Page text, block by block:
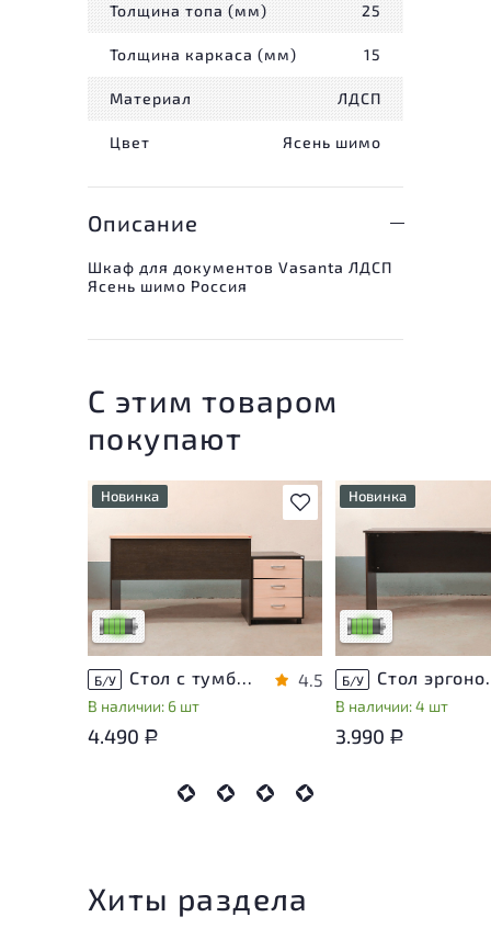
Толщина топа (мм) 25
Толщина каркаса (мм) 15
Материал ЛДСП
Цвет Ясень шимо
Описание
Шкаф для документов Vasanta ЛДСП
Ясень шимо Россия
С этим товаром
покупают
В избранное
Новинка
незначительные следы
эксплуатации, не влияющие
Низкая степень износа
Б/У Стол с тумбой ЛДСП Венге
В наличии: 6 шт
4.5
4.490 Р
Новинка
У товара
незначительные
эксплуатации, не
на удобство его
использования
Низкая степень
Б/У Стол
В наличии: 4 шт
3.990 Р
Хиты раздела